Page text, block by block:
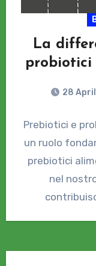
La
probiotici
28
Prebiotici e
un ruolo
prebiotici
nel